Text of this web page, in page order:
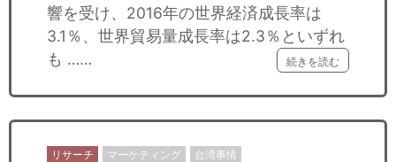
響を受け、2016年の世界経済成長率は
3.1％、世界貿易量成長率は2.3％といずれ
も ……
続きを読む
リサーチ マーケティング 台湾事情